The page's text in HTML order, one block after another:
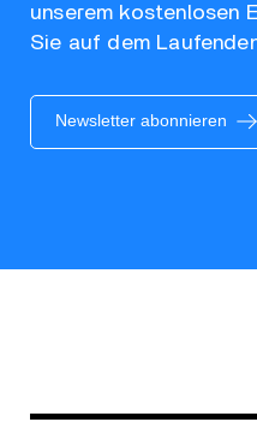
unserem kostenlosen
Sie auf dem
Newsletter abonnieren